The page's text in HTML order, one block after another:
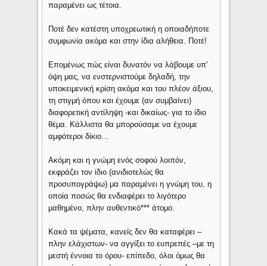
παραμένει ως τέτοια.
Ποτέ δεν κατέστη υποχρεωτική η οποιαδήποτε
συμφωνία ακόμα και στην ίδια αλήθεια. Ποτέ!
Επομένως πώς είναι δυνατόν να λάβουμε υπ’
όψη μας, να ενστερνιστούμε δηλαδή, την
υποκειμενική κρίση ακόμα και του πλέον άξιου,
τη στιγμή όπου και έχουμε (αν συμβαίνει)
διαφορετική αντίληψη -και δικαίως- για το ίδιο
θέμα. Κάλλιστα θα μπορούσαμε να έχουμε
αμφότεροι δίκιο…
Ακόμη και η γνώμη ενός σοφού λοιπόν,
εκφράζει τον ίδιο (ανιδιοτελώς θα
προσυπογράψω) μα παραμένει η γνώμη του, η
οποία ποσώς θα ενδιαφέρει το λιγότερο
μαθημένο, πλην αυθεντικό*** άτομο.
Κακά τα ψέματα, κανείς δεν θα καταφέρει –
πλην ελάχιστων- να αγγίξει το ευπρεπές –με τη
μεστή έννοια το όρου- επίπεδο, όλοι όμως θα